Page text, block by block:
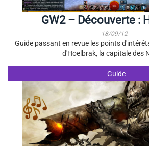
GW2 – Découverte :
18/09/12
Guide passant en revue les points
d'Hoelbrak, la capitale des
Guide